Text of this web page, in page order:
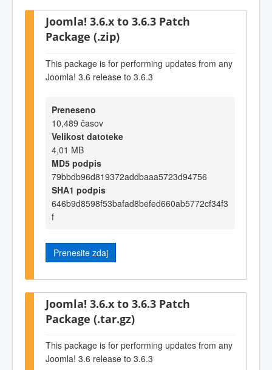
Joomla! 3.6.x to 3.6.3 Patch
Package (.zip)
This package is for performing updates from any
Joomla! 3.6 release to 3.6.3
Preneseno
10,489 časov
Velikost datoteke
4,01 MB
MD5 podpis
79bbdb96d819372addbaaa5723d94756
SHA1 podpis
646b9d8598f53bafad8befed660ab5772cf34f3
f
Prenesite zdaj
Joomla! 3.6.x to 3.6.3 Patch
Package (.tar.gz)
This package is for performing updates from any
Joomla! 3.6 release to 3.6.3